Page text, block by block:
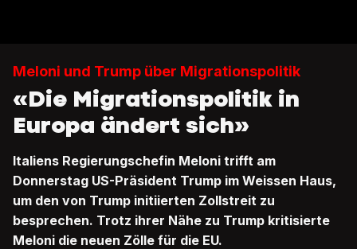
Meloni und Trump über Migrationspolitik
«Die Migrationspolitik in
Europa ändert sich»
Italiens Regierungschefin Meloni trifft am
Donnerstag US-Präsident Trump im Weissen Haus,
um den von Trump initiierten Zollstreit zu
besprechen. Trotz ihrer Nähe zu Trump kritisierte
Meloni die neuen Zölle für die EU.